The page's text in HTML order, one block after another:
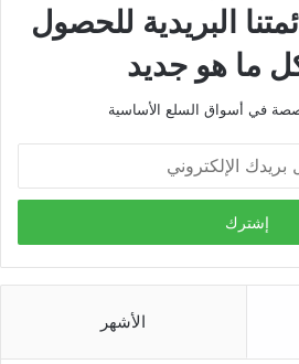
البريدية للحصول
ما هو جديد
في أسواق السلع الأساسية
الأشهر